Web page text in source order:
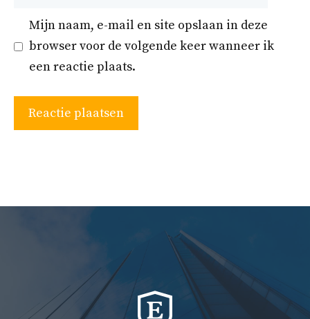
Mijn naam, e-mail en site opslaan in deze
browser voor de volgende keer wanneer ik
een reactie plaats.